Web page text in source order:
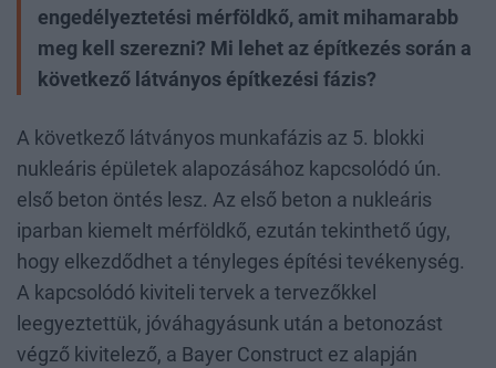
engedélyeztetési mérföldkő, amit mihamarabb
meg kell szerezni? Mi lehet az építkezés során a
következő látványos építkezési fázis?
A következő látványos munkafázis az 5. blokki
nukleáris épületek alapozásához kapcsolódó ún.
első beton öntés lesz. Az első beton a nukleáris
iparban kiemelt mérföldkő, ezután tekinthető úgy,
hogy elkezdődhet a tényleges építési tevékenység.
A kapcsolódó kiviteli tervek a tervezőkkel
leegyeztettük, jóváhagyásunk után a betonozást
végző kivitelező, a Bayer Construct ez alapján